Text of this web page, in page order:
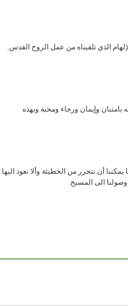
الذي تلقيناه من عمل الروح القدس.
بامتنان وإيمان ورجاء ومحبة وبهذه
أن نتحرر من الخطيئة وألا نعود اليها
وصولنا الى المسيح.